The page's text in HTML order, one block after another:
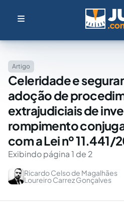
Artigo
Celeridade e
adoção de
extrajudiciais de
rompimento
com a Lei nº 11.441/
Exibindo página 1 de 2
Ricardo Celso de Magalhães
Loureiro Carrez Gonçalves